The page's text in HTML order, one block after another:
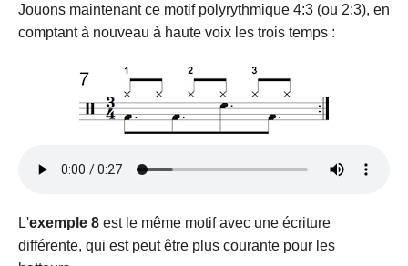
Jouons maintenant ce motif polyrythmique 4:3 (ou 2:3), en
comptant à nouveau à haute voix les trois temps :
L'exemple 8 est le même motif avec une écriture
différente, qui est peut être plus courante pour les